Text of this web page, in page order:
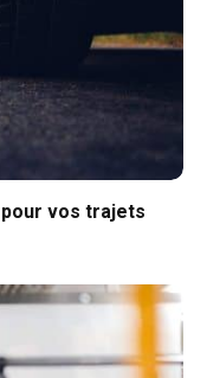
vos trajets